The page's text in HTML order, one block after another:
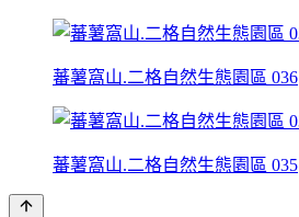
蕃薯窩山.二格自然生態園區 036
蕃薯窩山.二格自然生態園區 035